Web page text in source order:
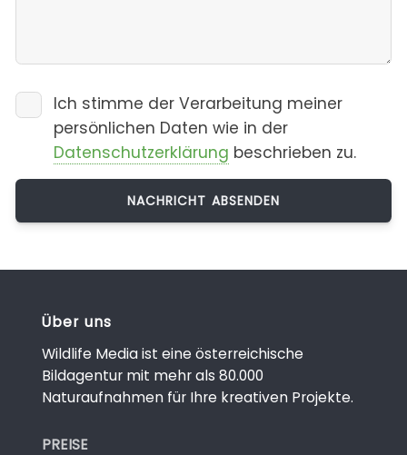
Ich stimme der Verarbeitung meiner
persönlichen Daten wie in der
Datenschutzerklärung beschrieben zu.
Über uns
Wildlife Media ist eine österreichische
Bildagentur mit mehr als 80.000
Naturaufnahmen für Ihre kreativen Projekte.
PREISE